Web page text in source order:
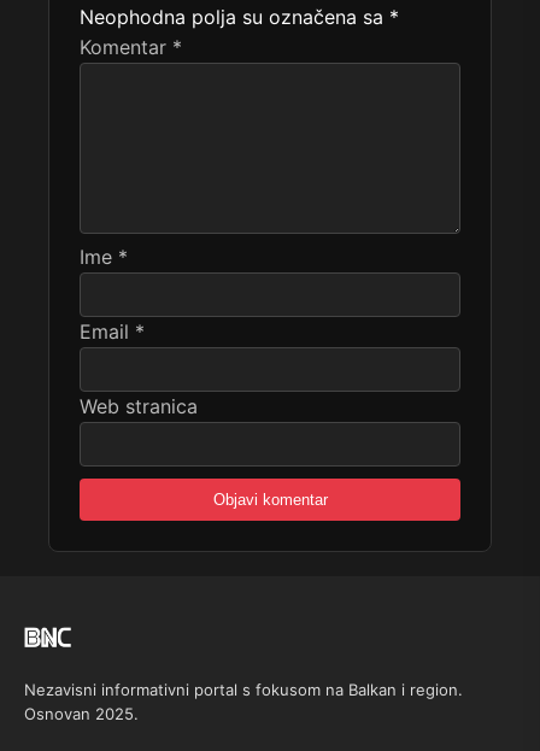
Neophodna polja su označena sa *
Komentar *
Ime *
Email *
Web stranica
Nezavisni informativni portal s fokusom na Balkan i region.
Osnovan 2025.